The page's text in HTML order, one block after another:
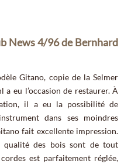
News 4/96 de Bernhard
Gitano, copie de la Selmer
eu l’occasion de restaurer. À
il a eu la possibilité de
dans ses moindres
fait excellente impression.
des bois sont de tout
est parfaitement réglée,